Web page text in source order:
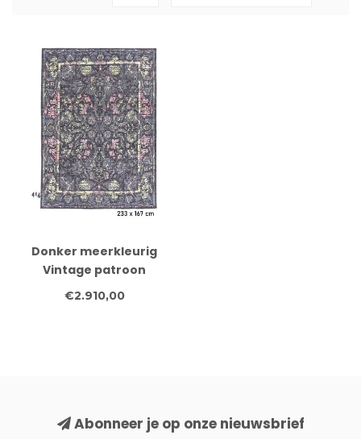
Donker meerkleurig
Vintage patroon
handgeknoopt wollen
€2.910,00
Abonneer je op onze nieuwsbrief